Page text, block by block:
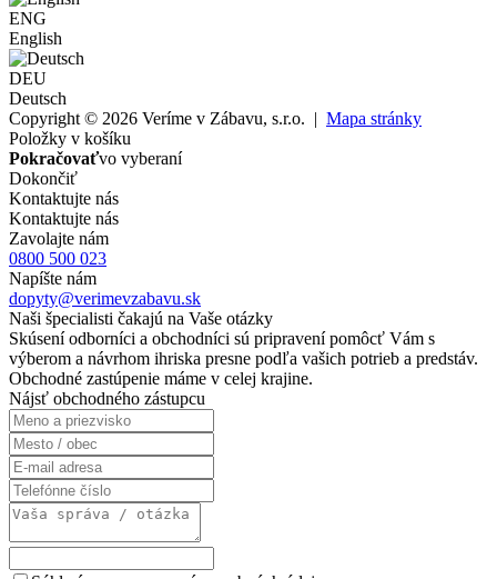
ENG
English
DEU
Deutsch
Copyright © 2026 Veríme v Zábavu, s.r.o. | Mapa stránky
Položky v košíku
Pokračovaťvo vyberaní
Dokončiť
Kontaktujte nás
Kontaktujte nás
Zavolajte nám
0800 500 023
Napíšte nám
dopyty@verimevzabavu.sk
Naši špecialisti čakajú na Vaše otázky
Skúsení odborníci a obchodníci sú pripravení pomôcť Vám s
výberom a návrhom ihriska presne podľa vašich potrieb a predstáv.
Obchodné zastúpenie máme v celej krajine.
Nájsť obchodného zástupcu